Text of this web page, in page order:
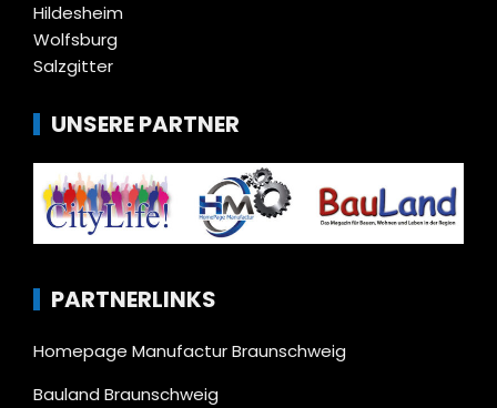
Hildesheim
Wolfsburg
Salzgitter
UNSERE PARTNER
PARTNERLINKS
Homepage Manufactur Braunschweig
Bauland Braunschweig